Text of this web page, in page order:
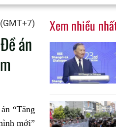
án
“Tăng
mới”
Xem nhiều